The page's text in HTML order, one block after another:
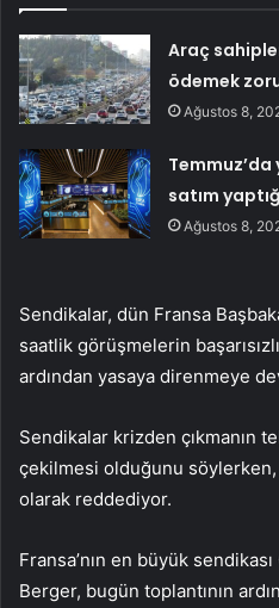
Araç
ödemek
Ağustos 8,
Temmuz’da
satım
Ağustos 8,
Sendikalar, dün Fransa
saatlik görüşmelerin
ardından yasaya direnmeye
Sendikalar krizden çıkmanın
çekilmesi olduğunu söylerken,
olarak reddediyor.
Fransa’nın en büyük
Berger, bugün toplantının